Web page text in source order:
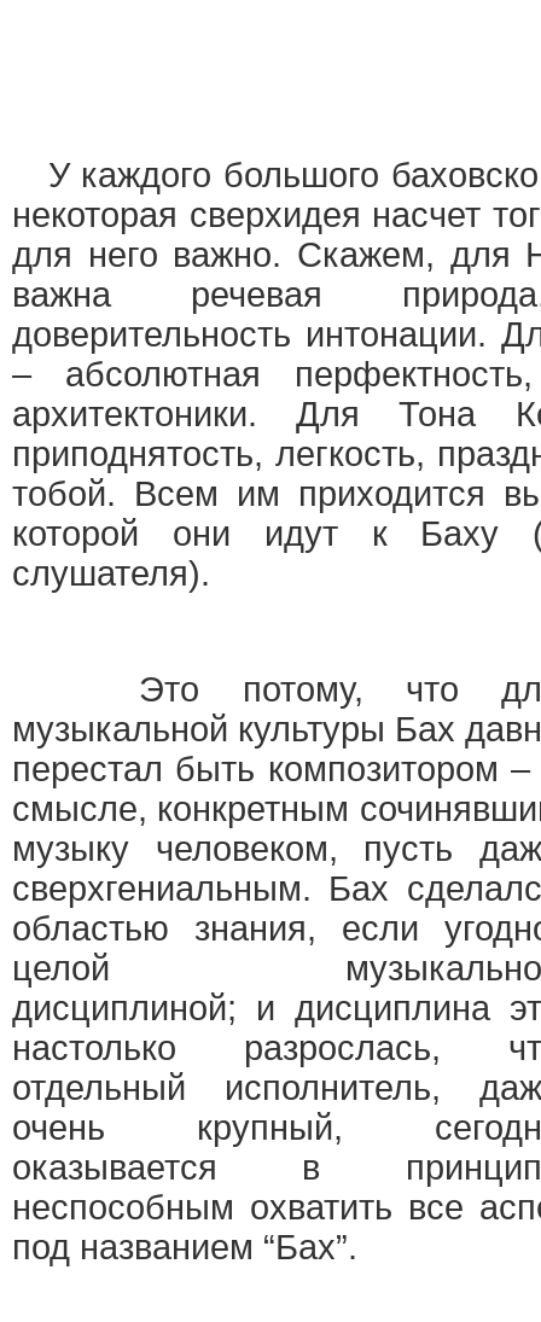
У каждого большого
некоторая сверхидея насчет
для него важно. Скажем, для
важна речевая
доверительность интонации.
– абсолютная
архитектоники. Для Тона
приподнятость, легкость,
тобой. Всем им приходится
которой они идут к Баху
слушателя).
Это потому, что
музыкальной культуры Бах
перестал быть композитором –
смысле, конкретным
музыку человеком, пусть
сверхгениальным. Бах
областью знания, если
целой
дисциплиной; и дисциплина
настолько разрослась,
отдельный исполнитель,
очень крупный,
оказывается в
неспособным охватить все
под названием “Бах”.